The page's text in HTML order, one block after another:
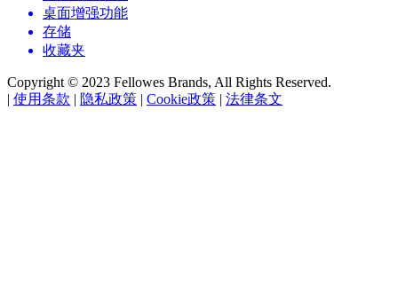
桌面增强功能
存储
收藏夹
Copyright © 2023 Fellowes Brands, All Rights Reserved.
| 使用条款 | 隐私政策 | Cookie政策 | 法律条文